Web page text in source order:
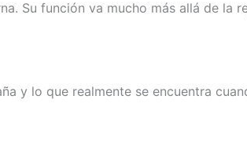
Su función va mucho más allá de la
y lo que realmente se encuentra